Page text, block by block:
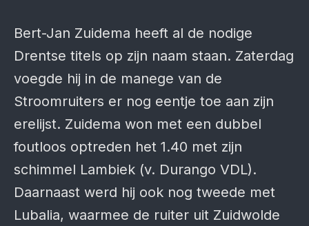
Bert-Jan Zuidema heeft al de nodige
Drentse titels op zijn naam staan. Zaterdag
voegde hij in de manege van de
Stroomruiters er nog eentje toe aan zijn
erelijst. Zuidema won met een dubbel
foutloos optreden het 1.40 met zijn
schimmel Lambiek (v. Durango VDL).
Daarnaast werd hij ook nog tweede met
Lubalia, waarmee de ruiter uit Zuidwolde